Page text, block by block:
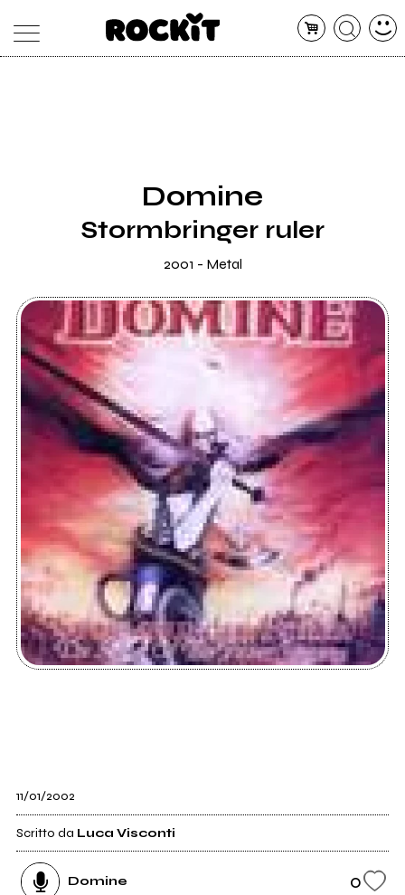
RADIO
Domine
Stormbringer ruler
2001 - Metal
11/01/2002
Scritto da Luca Visconti
Domine 0